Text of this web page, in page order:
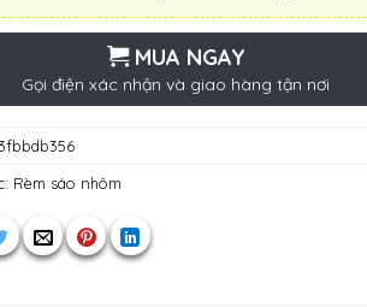
MUA NGAY
Gọi điện xác nhận và giao hàng tận nơi
Rèm sáo nhôm